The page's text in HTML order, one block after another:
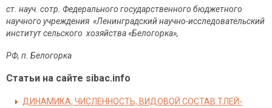
ст. науч. сотр. Федерального государственного бюджетного
научного учреждения «Ленинградский научно-исследовательский
институт сельского хозяйства «Белогорка»,
РФ, п. Белогорка
Статьи на сайте sibac.info
ДИНАМИКА, ЧИСЛЕННОСТЬ, ВИДОВОЙ СОСТАВ ТЛЕЙ-